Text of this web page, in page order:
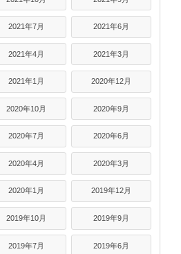
2021年7月 2021年6月
2021年4月 2021年3月
2021年1月 2020年12月
2020年10月 2020年9月
2020年7月 2020年6月
2020年4月 2020年3月
2020年1月 2019年12月
2019年10月 2019年9月
2019年7月 2019年6月